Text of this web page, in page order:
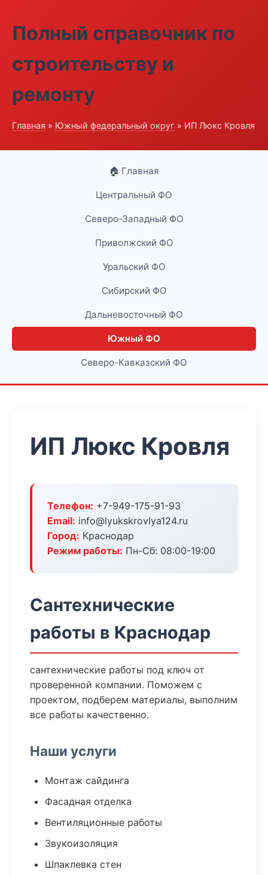
Полный справочник по
строительству и
ремонту
Главная » Южный федеральный округ » ИП Люкс Кровля
🏠 Главная
Центральный ФО
Северо-Западный ФО
Приволжский ФО
Уральский ФО
Сибирский ФО
Дальневосточный ФО
Южный ФО
Северо-Кавказский ФО
ИП Люкс Кровля
Телефон: +7-949-175-91-93
Email: info@lyukskrovlya124.ru
Город: Краснодар
Режим работы: Пн-Сб: 08:00-19:00
Сантехнические
работы в Краснодар
сантехнические работы под ключ от
проверенной компании. Поможем с
проектом, подберем материалы, выполним
все работы качественно.
Наши услуги
Монтаж сайдинга
Фасадная отделка
Вентиляционные работы
Звукоизоляция
Шпаклевка стен